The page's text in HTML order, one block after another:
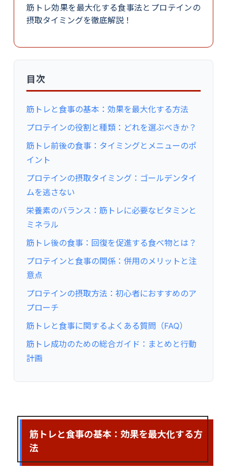
筋トレ効果を最大化する食事法とプロテインの
摂取タイミングを徹底解説！
目次
筋トレと食事の基本：効果を最大化する方法
プロテインの役割と種類：どれを選ぶべきか？
筋トレ前後の食事：タイミングとメニューのポ
イント
プロテインの摂取タイミング：ゴールデンタイ
ムを逃さない
栄養素のバランス：筋トレに必要なビタミンと
ミネラル
筋トレ後の食事：回復を促進する食べ物とは？
プロテインと食事の関係：併用のメリットと注
意点
プロテインの摂取方法：初心者におすすめのア
プローチ
筋トレと食事に関するよくある質問（FAQ）
筋トレ成功のための総合ガイド：まとめと行動
計画
筋トレと食事の基本：効果を最大化する方
法